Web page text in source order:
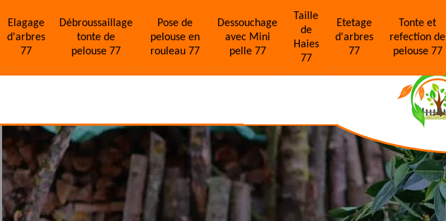
Elagage
d'arbres
77
Débroussaillage
tonte de
pelouse 77
Pose de
pelouse en
rouleau 77
Dessouchage
avec Mini
pelle 77
Taille
de
Haies
77
Etetage
d'arbres
77
Tonte et
refection de
pelouse 77